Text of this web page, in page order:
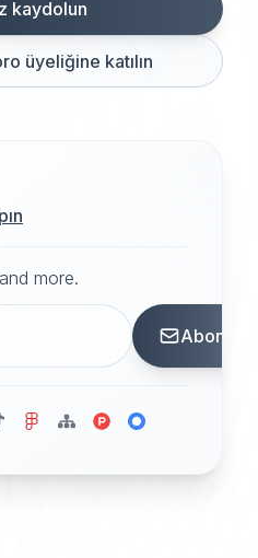
kaydolun
üyeliğine katılın
more.
Abone